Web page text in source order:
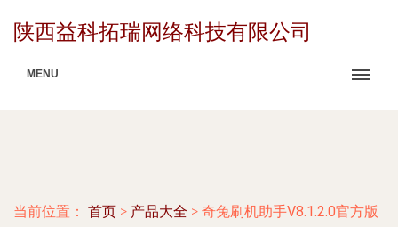
陕西益科拓瑞网络科技有限公司
MENU
当前位置： 首页 > 产品大全 > 奇兔刷机助手V8.1.2.0官方版